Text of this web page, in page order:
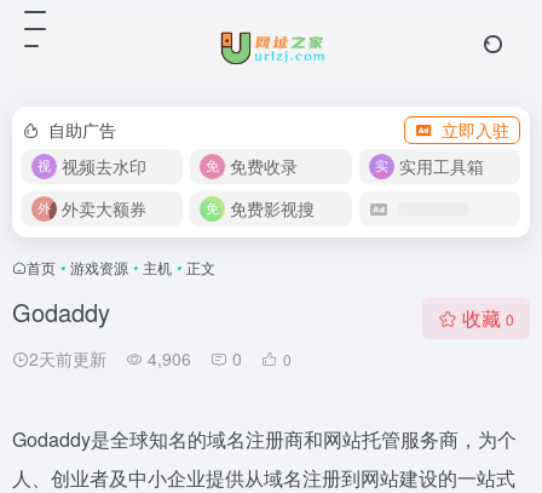
自助广告
立即入驻
视频去水印
免费收录
实用工具箱
外卖大额券
免费影视搜
首页 • 游戏资源 • 主机 • 正文
Godaddy
2天前更新 4,906 0 0
收藏 0
Godaddy是全球知名的域名注册商和网站托管服务商，为个
人、创业者及中小企业提供从域名注册到网站建设的一站式